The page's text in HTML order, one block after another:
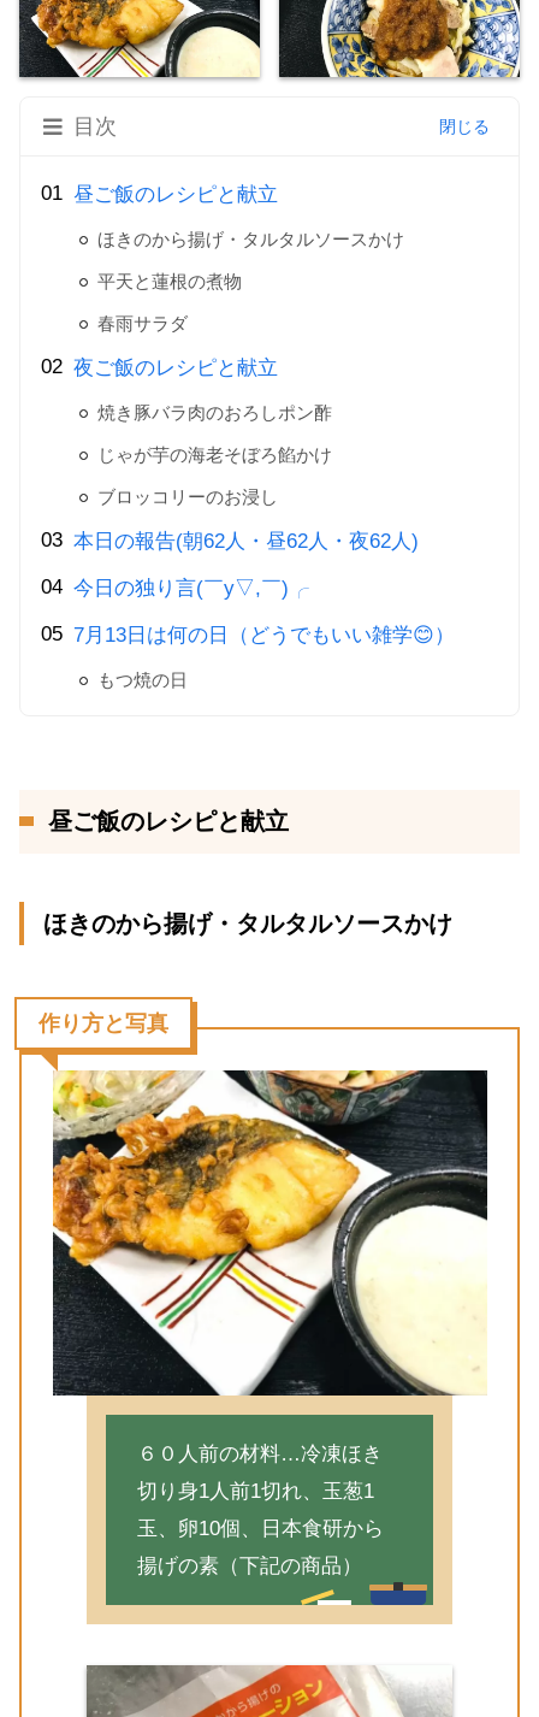
目次
昼ご飯のレシピと献立
ほきのから揚げ・タルタルソースかけ
平天と蓮根の煮物
春雨サラダ
夜ご飯のレシピと献立
焼き豚バラ肉のおろしポン酢
じゃが芋の海老そぼろ餡かけ
ブロッコリーのお浸し
本日の報告(朝62人・昼62人・夜62人)
今日の独り言(￣y▽,￣)╭
7月13日は何の日（どうでもいい雑学😊）
もつ焼の日
昼ご飯のレシピと献立
ほきのから揚げ・タルタルソースかけ
作り方と写真
６０人前の材料…冷凍ほき
切り身1人前1切れ、玉葱1
玉、卵10個、日本食研から
揚げの素（下記の商品）